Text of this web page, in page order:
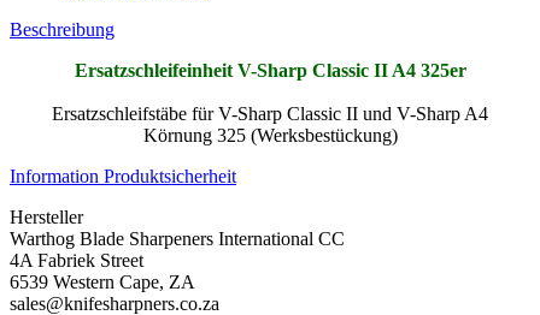
Beschreibung
Ersatzschleifeinheit V-Sharp Classic II A4 325er
Ersatzschleifstäbe für V-Sharp Classic II und V-Sharp A4
Körnung 325 (Werksbestückung)
Information Produktsicherheit
Hersteller
Warthog Blade Sharpeners International CC
4A Fabriek Street
6539 Western Cape, ZA
sales@knifesharpners.co.za